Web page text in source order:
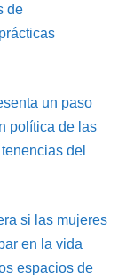
de
un paso
política de las
del
si las mujeres
en la vida
espacios de